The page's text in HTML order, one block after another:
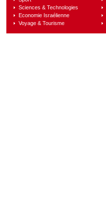
Sciences & Technologies
Economie Israélienne
Voyage & Tourisme